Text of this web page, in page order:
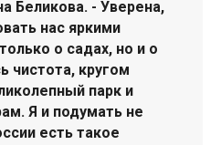
Беликова. - Уверена,
нас яркими
о садах, но и о
чистота, кругом
парк и
Я и подумать не
есть такое